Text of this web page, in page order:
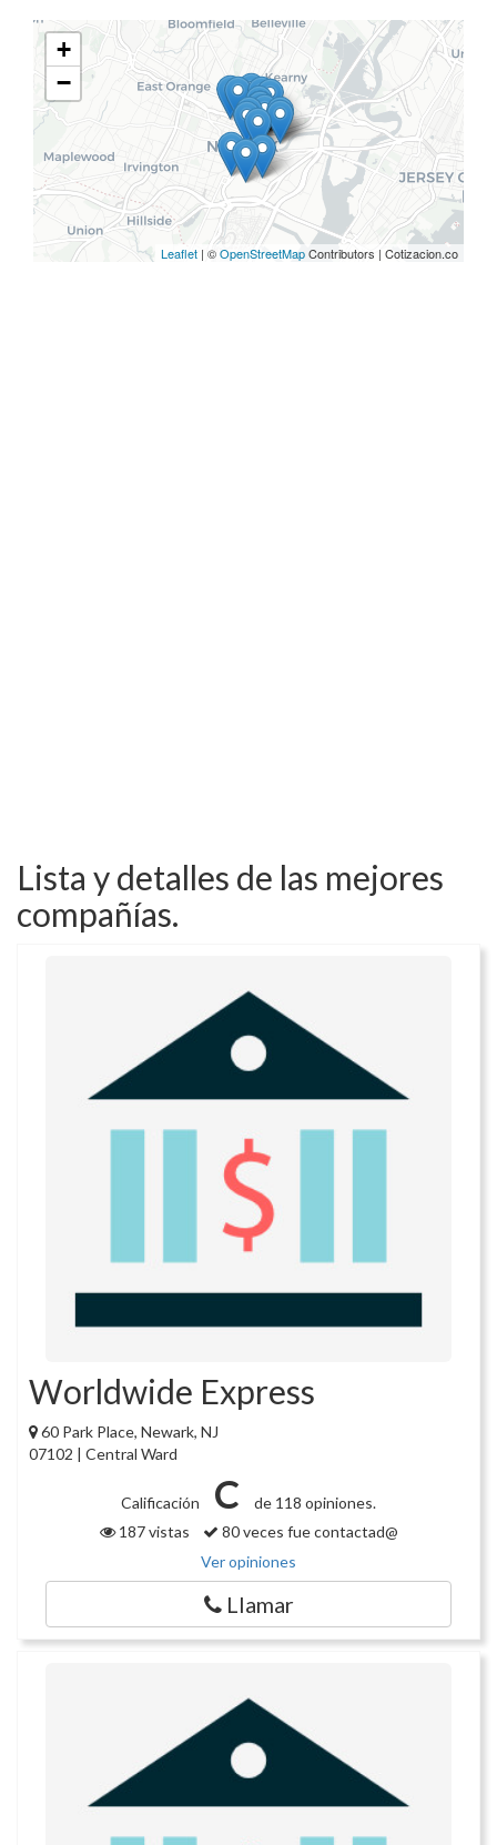
+
−
Leaflet | ©OpenStreetMapContributors | Cotizacion.co
Lista y detalles de las mejores
compañías.
Worldwide Express
60 Park Place, Newark, NJ
07102 | Central Ward
Calificación C
de 118 opiniones.
187 vistas
80 veces fue contactad@
Ver opiniones
Llamar